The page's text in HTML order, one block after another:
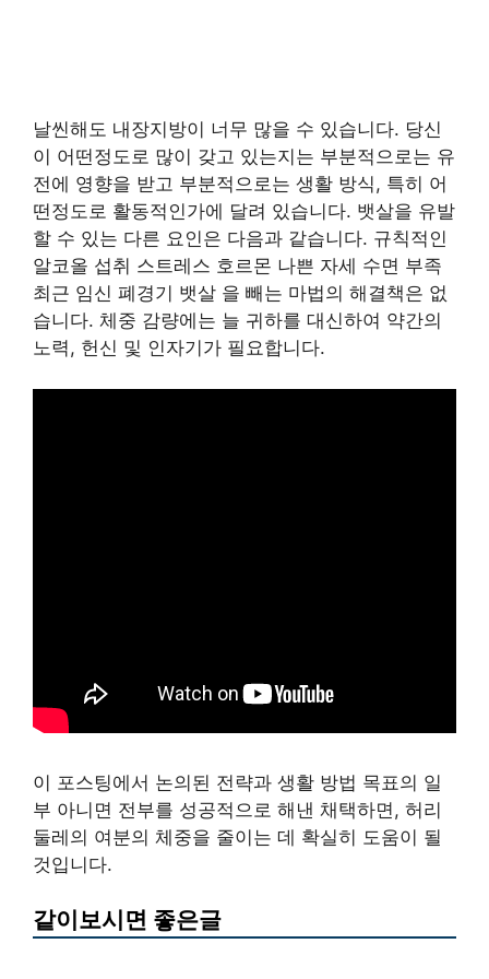
날씬해도 내장지방이 너무 많을 수 있습니다. 당신
이 어떤정도로 많이 갖고 있는지는 부분적으로는 유
전에 영향을 받고 부분적으로는 생활 방식, 특히 어
떤정도로 활동적인가에 달려 있습니다. 뱃살을 유발
할 수 있는 다른 요인은 다음과 같습니다. 규칙적인
알코올 섭취 스트레스 호르몬 나쁜 자세 수면 부족
최근 임신 폐경기 뱃살 을 빼는 마법의 해결책은 없
습니다. 체중 감량에는 늘 귀하를 대신하여 약간의
노력, 헌신 및 인자기가 필요합니다.
이 포스팅에서 논의된 전략과 생활 방법 목표의 일
부 아니면 전부를 성공적으로 해낸 채택하면, 허리
둘레의 여분의 체중을 줄이는 데 확실히 도움이 될
것입니다.
같이보시면 좋은글